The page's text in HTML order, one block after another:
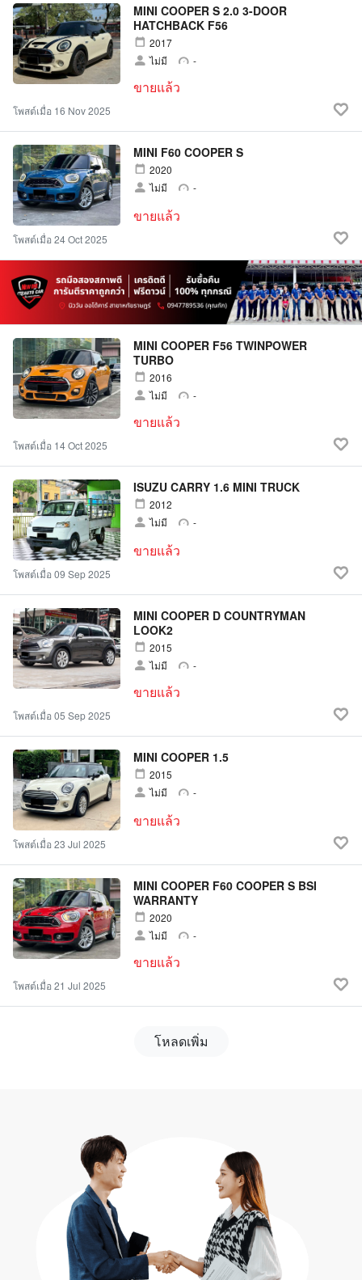
MINI COOPER S 2.0 3-DOOR
HATCHBACK F56
2017
ไม่มี
-
ขายแล้ว
โพสต์เมื่อ 16 Nov 2025
MINI F60 COOPER S
2020
ไม่มี
-
ขายแล้ว
โพสต์เมื่อ 24 Oct 2025
MINI COOPER F56 TWINPOWER
TURBO
2016
ไม่มี
-
ขายแล้ว
โพสต์เมื่อ 14 Oct 2025
ISUZU CARRY 1.6 MINI TRUCK
2012
ไม่มี
-
ขายแล้ว
โพสต์เมื่อ 09 Sep 2025
MINI COOPER D COUNTRYMAN
LOOK2
2015
ไม่มี
-
ขายแล้ว
โพสต์เมื่อ 05 Sep 2025
MINI COOPER 1.5
2015
ไม่มี
-
ขายแล้ว
โพสต์เมื่อ 23 Jul 2025
MINI COOPER F60 COOPER S BSI
WARRANTY
2020
ไม่มี
-
ขายแล้ว
โพสต์เมื่อ 21 Jul 2025
โหลดเพิ่ม